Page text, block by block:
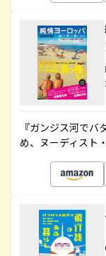
『ガンジス河で
め、ヌーディスト